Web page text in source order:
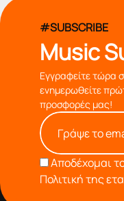
#SUBSCRIBE
Music
Εγγραφείτε τώρα
ενημερωθείτε
προσφορές μας!
Αποδέχομαι
Πολιτική της